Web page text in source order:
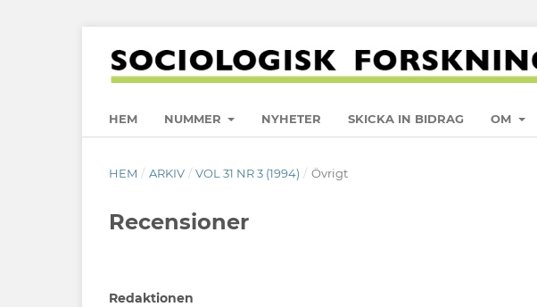
HEM NUMMER NYHETER SKICKA IN BIDRAG OM
HEM / ARKIV / VOL 31 NR 3 (1994) / Övrigt
Recensioner
Redaktionen